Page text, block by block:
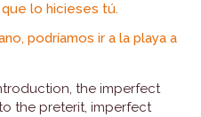
lo hicieses tú.
podríamos ir a la playa a
the imperfect
the preterit, imperfect